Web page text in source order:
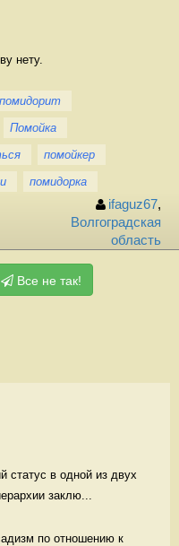
нету.
помидорит
Помойка
помойкер
помидорка
ifaguz67,
Волгоградская
область
Все не так!
в одной из двух
заклю...
по отношению к